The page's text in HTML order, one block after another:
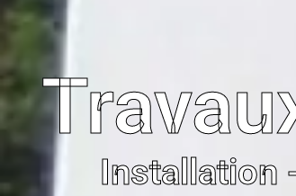
Installation